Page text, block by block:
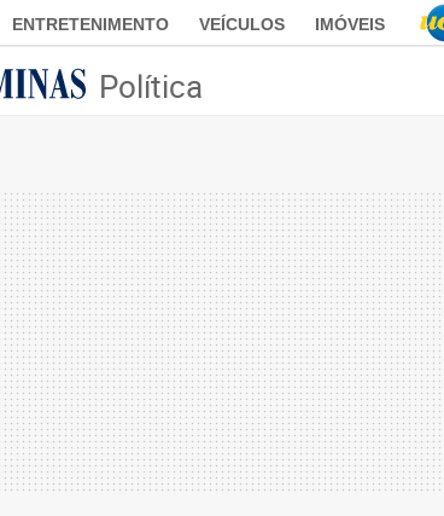
ENTRETENIMENTO VEÍCULOS IMÓVEIS
Política